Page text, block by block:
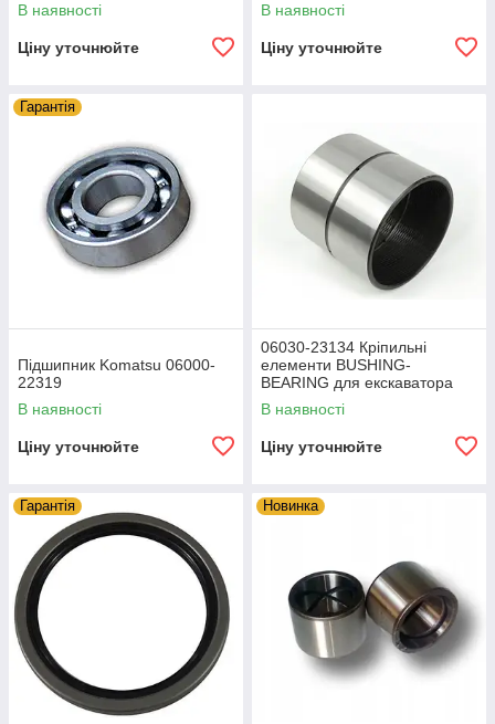
В наявності
Ціну уточнюйте
В наявності
Ціну уточнюйте
Гарантія
Підшипник Komatsu 06000-
22319
В наявності
Ціну уточнюйте
06030-23134 Кріпильні
елементи BUSHING-
BEARING для екскаватора
KOMATSU LOADER-
EXCAVATOR
В наявності
Ціну уточнюйте
Гарантія Новинка